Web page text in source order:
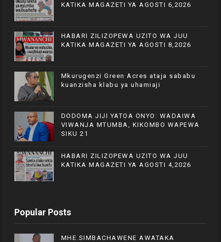
KATIKA MAGAZETI YA AGOSTI 6,2026
HABARI ZILIZOPEWA UZITO WA JUU
KATIKA MAGAZETI YA AGOSTI 8,2026
Mkurugenzi Green Acres ataja sababu
kuanzisha klabu ya uhamiaji
DODOMA JIJI YATOA ONYO: WADAIWA
VIWANJA MTUMBA, KIKOMBO WAPEWA
SIKU 21
HABARI ZILIZOPEWA UZITO WA JUU
KATIKA MAGAZETI YA AGOSTI 4,2026
Popular Posts
MHE.SIMBACHAWENE AWATAKA